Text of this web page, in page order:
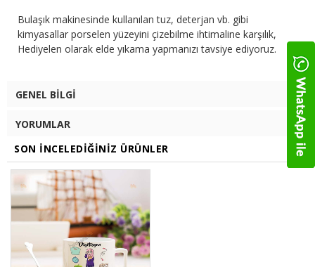
Bulaşık makinesinde kullanılan tuz, deterjan vb. gibi
kimyasallar porselen yüzeyini çizebilme ihtimaline karşılık,
Hediyelen olarak elde yıkama yapmanızı tavsiye ediyoruz.
GENEL BILGI
YORUMLAR
SON İNCELEDIĞINIZ ÜRÜNLER